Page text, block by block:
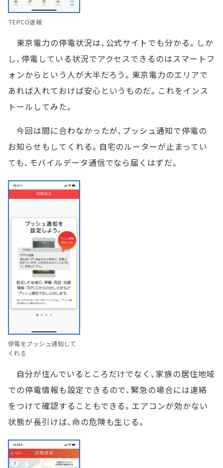
TEPCO速報
東京電力の停電状況は、公式サイトでも分かる。しか
し、停電している状況でアクセスできるのはスマートフ
ォンからという人が大半だろう。東京電力のエリアで
あれば入れておけば安心というものだ。これをインス
トールしてみた。
今回は間に合わなかったが、プッシュ通知で停電の
お知らせもしてくれる。自宅のルーターが止まってい
ても、モバイルデータ通信でなら届くはずだ。
停電をプッシュ通知して
くれる
自分が住んでいるところだけでなく、家族の居住地域
での停電情報も設定できるので、緊急の場合には連絡
をつけて確認することもできる。エアコンが効かない
状態が長引けば、命の危険も生じる。